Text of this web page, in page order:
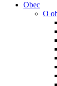
Obec
O